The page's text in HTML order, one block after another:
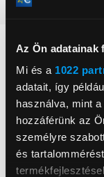
Az Ön adatainak
Mi és a 1022
adatait, így
használva, mint
hozzáférünk az
személyre
és
Részletes ismertető